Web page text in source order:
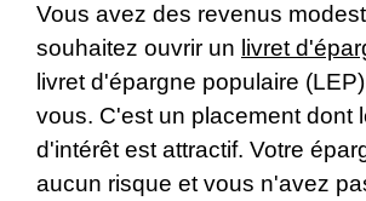
Vous avez des revenus
souhaitez ouvrir un livret
livret d'épargne populaire
vous. C'est un placement dont
d'intérêt est attractif. Votre
aucun risque et vous n'avez